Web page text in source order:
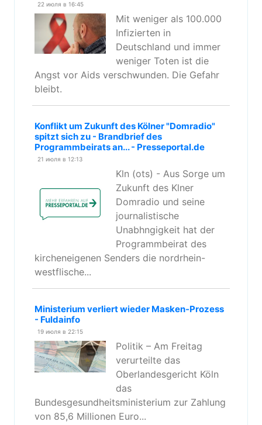
22 июля в 16:45
Mit weniger als 100.000
Infizierten in
Deutschland und immer
weniger Toten ist die
Angst vor Aids verschwunden. Die Gefahr
bleibt.
Konflikt um Zukunft des Kölner "Domradio"
spitzt sich zu - Brandbrief des
Programmbeirats an... - Presseportal.de
21 июля в 12:13
Kln (ots) - Aus Sorge um
Zukunft des Klner
Domradio und seine
journalistische
Unabhngigkeit hat der
Programmbeirat des
kircheneigenen Senders die nordrhein-
westflische...
Ministerium verliert wieder Masken-Prozess
- Fuldainfo
19 июля в 22:15
Politik – Am Freitag
verurteilte das
Oberlandesgericht Köln
das
Bundesgesundheitsministerium zur Zahlung
von 85,6 Millionen Euro...